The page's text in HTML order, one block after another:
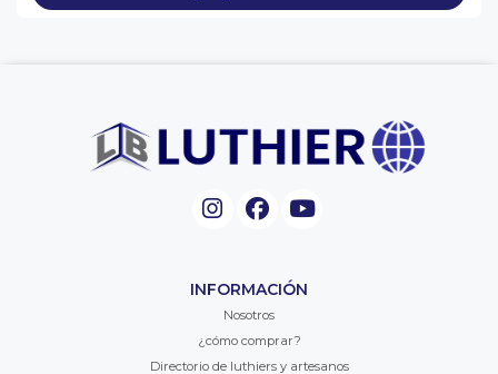
INFORMACIÓN
Nosotros
¿cómo comprar?
Directorio de luthiers y artesanos